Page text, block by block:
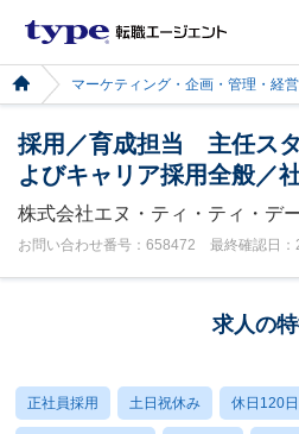
マーケティング・企画・管理・経営
採用／育成担当 主任ス
よびキャリア採用全般／
株式会社エヌ・ティ・ティ・デ
お問い合わせ番号：658472 最終確認日：
求人の
正社員採用 土日祝休み 休日120